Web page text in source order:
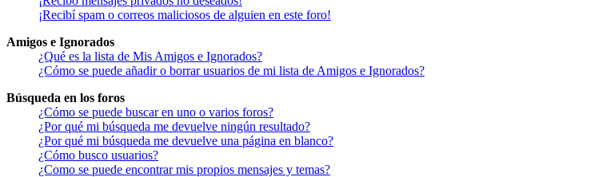
¡Recibí spam o correos maliciosos de alguien en este foro!
Amigos e Ignorados
¿Qué es la lista de Mis Amigos e Ignorados?
¿Cómo se puede añadir o borrar usuarios de mi lista de Amigos e Ignorados?
Búsqueda en los foros
¿Cómo se puede buscar en uno o varios foros?
¿Por qué mi búsqueda me devuelve ningún resultado?
¿Por qué mi búsqueda me devuelve una página en blanco?
¿Cómo busco usuarios?
¿Como se puede encontrar mis propios mensajes y temas?